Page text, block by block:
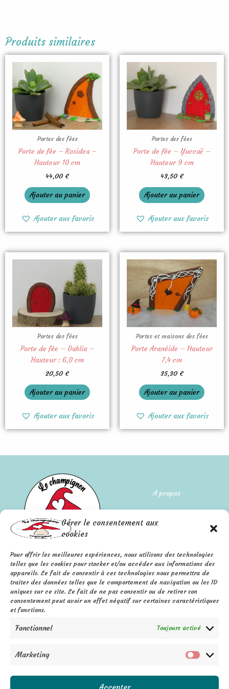
Gérer le consentement aux
cookies
Pour offrir les meilleures expériences, nous utilisons des technologies
telles que les cookies pour stocker et/ou accéder aux informations des
appareils. Le fait de consentir à ces technologies nous permettra de
traiter des données telles que le comportement de navigation ou les ID
uniques sur ce site. Le fait de ne pas consentir ou de retirer son
consentement peut avoir un effet négatif sur certaines caractéristiques
et fonctions.
Fonctionnel Toujours activé
Marketing
Accepter
Produits similaires
Portes des fées
Porte de fée – Rosidea –
Hauteur 10 cm
44,00 €
Ajouter au panier
Ajouter aux favoris
Portes des fées
Porte de fée – Yuccaë –
Hauteur 9 cm
43,50 €
Ajouter au panier
Ajouter aux favoris
Portes des fées
Porte de fée – Dahlia –
Hauteur : 6,0 cm
20,50 €
Ajouter au panier
Ajouter aux favoris
Portes et maisons des fées
Porte Aranéide – Hauteur
7,4 cm
35,30 €
Ajouter au panier
Ajouter aux favoris
A propos
L'histoire de l'entreprise
Mentions légales
Confidentialité
C.G.V.
FAQ
Contact
F
a
c
e
P
i
n
I
n
s